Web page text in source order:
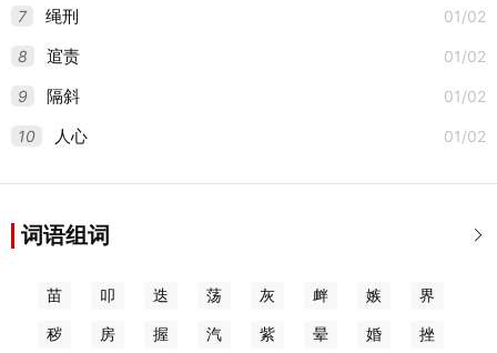
7 01/02
绳刑
8 01/02
逭责
9 01/02
隔斜
10 01/02
人心

词语组词
苗 叩 迭 荡 灰 衅 嫉 界
秽 房 握 汽 紫 晕 婚 挫